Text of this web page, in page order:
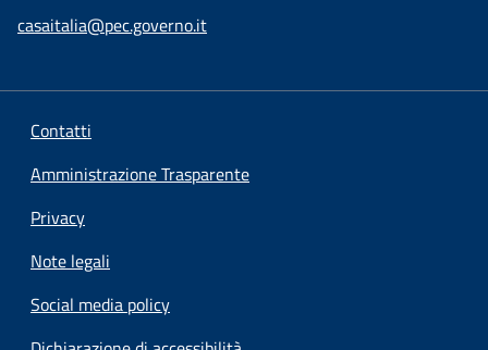
casaitalia@pec.governo.it
Contatti
Amministrazione Trasparente
Privacy
Note legali
Social media policy